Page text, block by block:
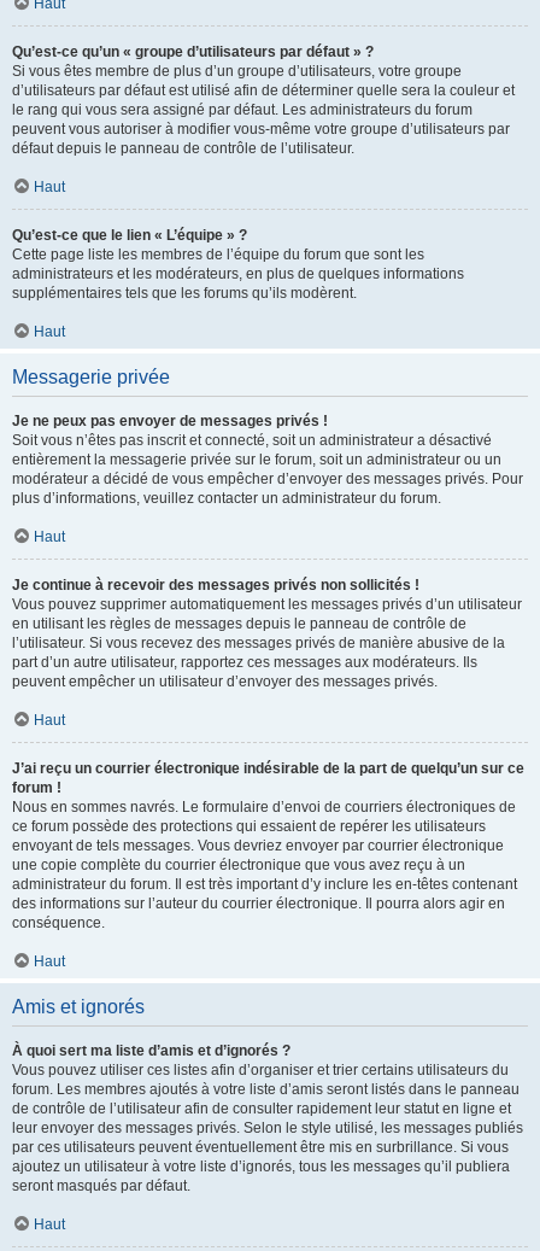
Haut
Qu’est-ce qu’un « groupe d’utilisateurs par défaut » ?
Si vous êtes membre de plus d’un groupe d’utilisateurs, votre groupe
d’utilisateurs par défaut est utilisé afin de déterminer quelle sera la couleur et
le rang qui vous sera assigné par défaut. Les administrateurs du forum
peuvent vous autoriser à modifier vous-même votre groupe d’utilisateurs par
défaut depuis le panneau de contrôle de l’utilisateur.
Haut
Qu’est-ce que le lien « L’équipe » ?
Cette page liste les membres de l’équipe du forum que sont les
administrateurs et les modérateurs, en plus de quelques informations
supplémentaires tels que les forums qu’ils modèrent.
Haut
Messagerie privée
Je ne peux pas envoyer de messages privés !
Soit vous n’êtes pas inscrit et connecté, soit un administrateur a désactivé
entièrement la messagerie privée sur le forum, soit un administrateur ou un
modérateur a décidé de vous empêcher d’envoyer des messages privés. Pour
plus d’informations, veuillez contacter un administrateur du forum.
Haut
Je continue à recevoir des messages privés non sollicités !
Vous pouvez supprimer automatiquement les messages privés d’un utilisateur
en utilisant les règles de messages depuis le panneau de contrôle de
l’utilisateur. Si vous recevez des messages privés de manière abusive de la
part d’un autre utilisateur, rapportez ces messages aux modérateurs. Ils
peuvent empêcher un utilisateur d’envoyer des messages privés.
Haut
J’ai reçu un courrier électronique indésirable de la part de quelqu’un sur ce
forum !
Nous en sommes navrés. Le formulaire d’envoi de courriers électroniques de
ce forum possède des protections qui essaient de repérer les utilisateurs
envoyant de tels messages. Vous devriez envoyer par courrier électronique
une copie complète du courrier électronique que vous avez reçu à un
administrateur du forum. Il est très important d’y inclure les en-têtes contenant
des informations sur l’auteur du courrier électronique. Il pourra alors agir en
conséquence.
Haut
Amis et ignorés
À quoi sert ma liste d’amis et d’ignorés ?
Vous pouvez utiliser ces listes afin d’organiser et trier certains utilisateurs du
forum. Les membres ajoutés à votre liste d’amis seront listés dans le panneau
de contrôle de l’utilisateur afin de consulter rapidement leur statut en ligne et
leur envoyer des messages privés. Selon le style utilisé, les messages publiés
par ces utilisateurs peuvent éventuellement être mis en surbrillance. Si vous
ajoutez un utilisateur à votre liste d’ignorés, tous les messages qu’il publiera
seront masqués par défaut.
Haut